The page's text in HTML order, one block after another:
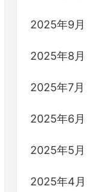
2025年9月
2025年8月
2025年7月
2025年6月
2025年5月
2025年4月